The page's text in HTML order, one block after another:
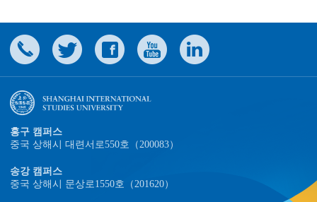
홍구 캠퍼스
중국 상해시 대련서로550호（200083）
송강 캠퍼스
중국 상해시 문상로1550호（201620）